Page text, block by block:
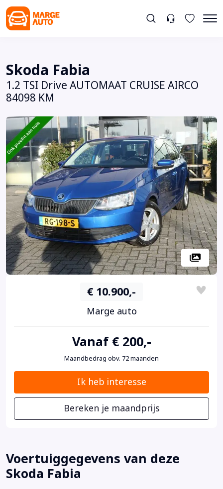
Skoda Fabia
1.2 TSI Drive AUTOMAAT CRUISE AIRCO
84098 KM
€ 10.900,-
Marge auto
Vanaf € 200,-
Maandbedrag obv. 72 maanden
Ik heb interesse
Bereken je maandprijs
Voertuiggegevens van deze
Skoda Fabia